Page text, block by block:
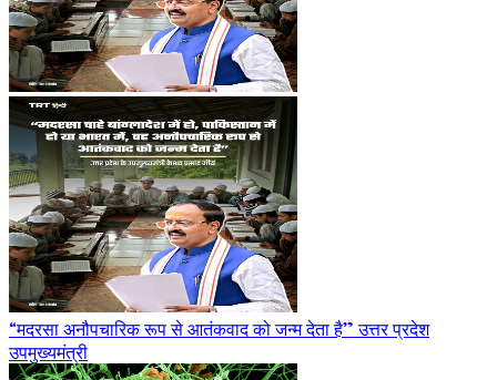
“मदरसा अनौपचारिक रूप से आतंकवाद को जन्म देता है” उत्तर प्रदेश
उपमुख्यमंत्री